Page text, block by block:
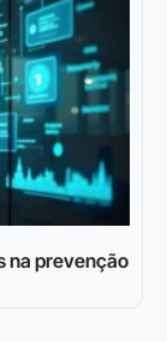
na prevenção